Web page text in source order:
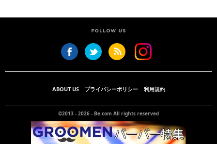
ABOUT US プライバシーポリシー 利用規約
©2013 - 2026 - Be.com All rights reserved